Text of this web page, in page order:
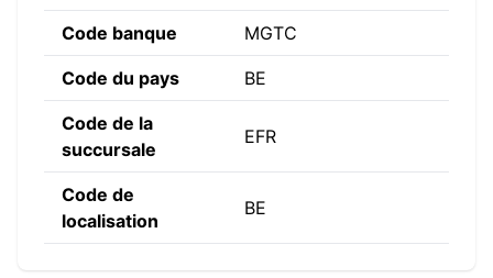
Code banque MGTC
Code du pays BE
Code de la
succursale
EFR
Code de
localisation
BE